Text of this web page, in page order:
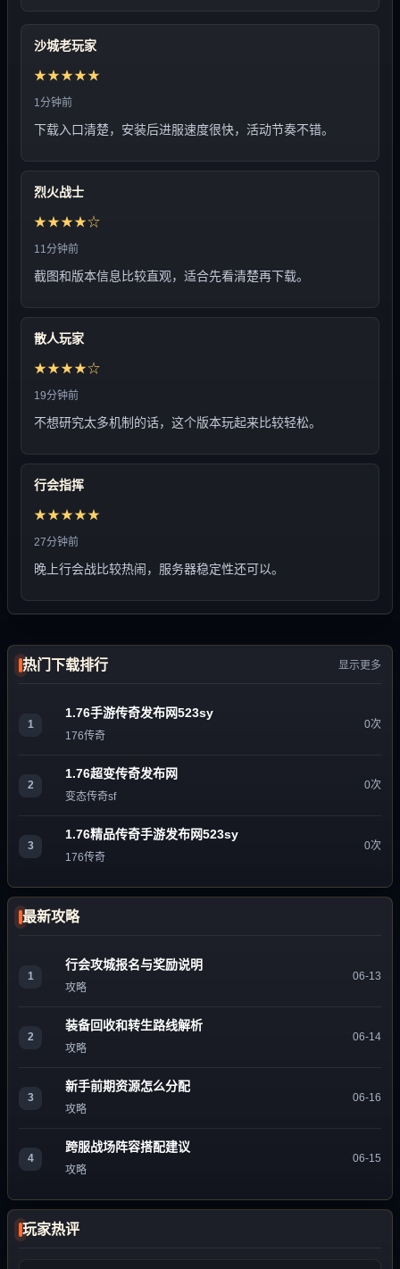
沙城老玩家
★★★★★
1分钟前
下载入口清楚，安装后进服速度很快，活动节奏不错。
烈火战士
★★★★☆
11分钟前
截图和版本信息比较直观，适合先看清楚再下载。
散人玩家
★★★★☆
19分钟前
不想研究太多机制的话，这个版本玩起来比较轻松。
行会指挥
★★★★★
27分钟前
晚上行会战比较热闹，服务器稳定性还可以。
热门下载排行 显示更多
1
1.76手游传奇发布网523sy
176传奇
0次
2
1.76超变传奇发布网
变态传奇sf
0次
3
1.76精品传奇手游发布网523sy
176传奇
0次
最新攻略
1
行会攻城报名与奖励说明
攻略
06-13
2
装备回收和转生路线解析
攻略
06-14
3
新手前期资源怎么分配
攻略
06-16
4
跨服战场阵容搭配建议
攻略
06-15
玩家热评